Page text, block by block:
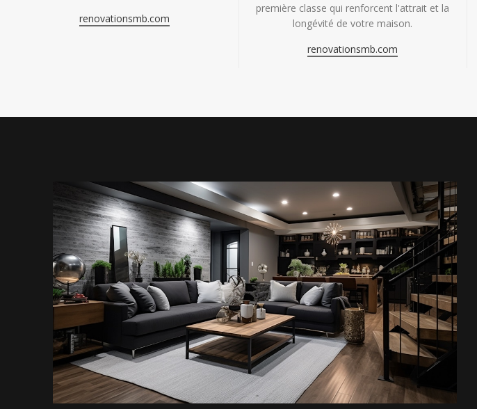
renovationsmb.com
première classe qui renforcent l'attrait et la
longévité de votre maison.
renovationsmb.com